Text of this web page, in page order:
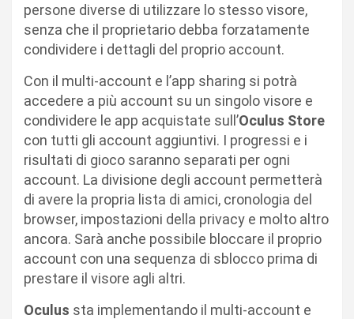
persone diverse di utilizzare lo stesso visore,
senza che il proprietario debba forzatamente
condividere i dettagli del proprio account.
Con il multi-account e l’app sharing si potrà
accedere a più account su un singolo visore e
condividere le app acquistate sull’Oculus Store
con tutti gli account aggiuntivi. I progressi e i
risultati di gioco saranno separati per ogni
account. La divisione degli account permetterà
di avere la propria lista di amici, cronologia del
browser, impostazioni della privacy e molto altro
ancora. Sarà anche possibile bloccare il proprio
account con una sequenza di sblocco prima di
prestare il visore agli altri.
Oculus sta implementando il multi-account e